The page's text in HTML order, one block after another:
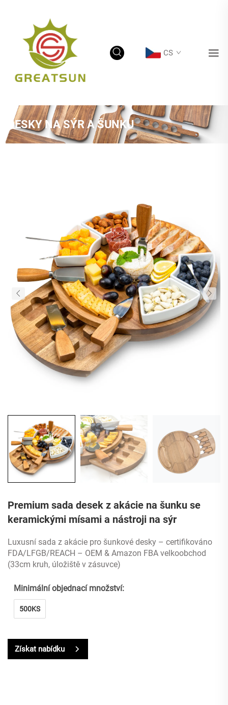
CS
DESKY NA SÝR A ŠUNKU
Premium sada desek z akácie na šunku se
keramickými mísami a nástroji na sýr
Luxusní sada z akácie pro šunkové desky – certifikováno
FDA/LFGB/REACH – OEM & Amazon FBA velkoobchod
(33cm kruh, úložiště v zásuvce)
Minimální objednací množství:
500KS
Získat nabídku